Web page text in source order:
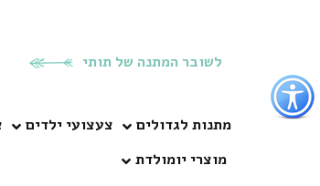
כפתור
לפתיחת
תפריט
נגישות
לשובר המתנה של תותי
מתנות לגדולים צעצועי ילדים
מוצרי יומולדת